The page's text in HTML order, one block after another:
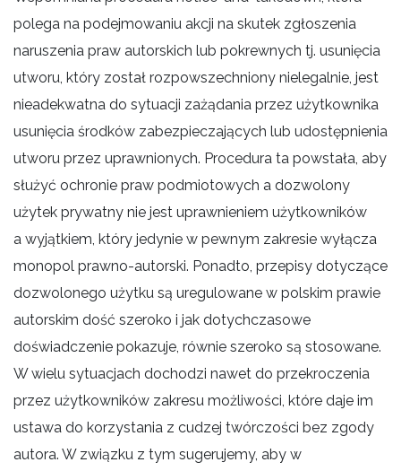
polega na podejmowaniu akcji na skutek zgłoszenia
naruszenia praw autorskich lub pokrewnych tj. usunięcia
utworu, który został rozpowszechniony nielegalnie, jest
nieadekwatna do sytuacji zażądania przez użytkownika
usunięcia środków zabezpieczających lub udostępnienia
utworu przez uprawnionych. Procedura ta powstała, aby
służyć ochronie praw podmiotowych a dozwolony
użytek prywatny nie jest uprawnieniem użytkowników
a wyjątkiem, który jedynie w pewnym zakresie wyłącza
monopol prawno-autorski. Ponadto, przepisy dotyczące
dozwolonego użytku są uregulowane w polskim prawie
autorskim dość szeroko i jak dotychczasowe
doświadczenie pokazuje, równie szeroko są stosowane.
W wielu sytuacjach dochodzi nawet do przekroczenia
przez użytkowników zakresu możliwości, które daje im
ustawa do korzystania z cudzej twórczości bez zgody
autora. W związku z tym sugerujemy, aby w